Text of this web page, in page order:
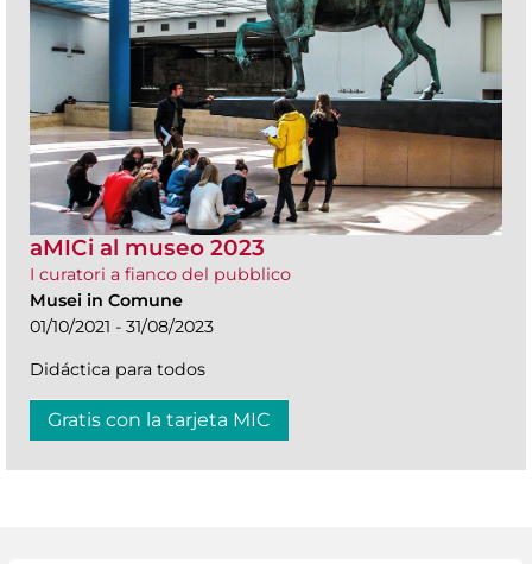
aMICi al museo 2023
I curatori a fianco del pubblico
Musei in Comune
01/10/2021 - 31/08/2023
Didáctica para todos
Gratis con la tarjeta MIC